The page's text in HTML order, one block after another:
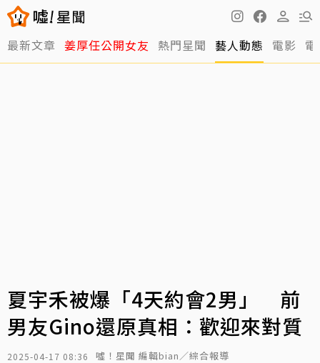
最新文章 姜厚任公開女友 熱門星聞 藝人動態 電影
夏宇禾被爆「4天約會2男」 前
男友Gino還原真相：歡迎來對質
2025-04-17 08:36 噓！星聞 編輯bian／綜合報導